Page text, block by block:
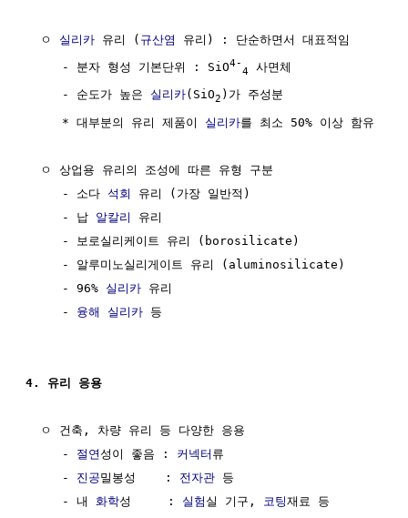
  ㅇ
실리카 유리 ( 규산염 유리) : 단순하면서 대표적임
     - 분자 형성 기본단위 : SiO
4-
4 사면체
     - 순도가 높은
실리카(SiO2 )가 주성분
     * 대부분의 유리 제품이
실리카를 최소 50% 이상 함유
  ㅇ 상업용 유리의 조성에 따른 유형 구분
     - 소다
석회
유리 (가장 일반적)
     - 납
알칼리
유리
     - 보로실리케이트 유리 (borosilicate)
     - 알루미노실리게이트 유리 (aluminosilicate)
     - 96%
실리카 유리
     -
융해 실리카 등
4. 유리 응용
  ㅇ 건축, 차량 유리 등 다양한 응용
     -
절연 성이 좋음 : 커넥터 류
     -
진공밀봉성    : 전자관 등
     - 내
화학성     : 실험 실 기구, 코팅재료 등